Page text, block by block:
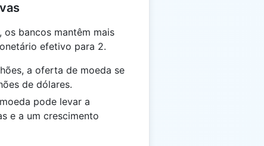
os bancos mantêm mais
efetivo para 2.
a oferta de moeda se
de dólares.
pode levar a
e a um crescimento